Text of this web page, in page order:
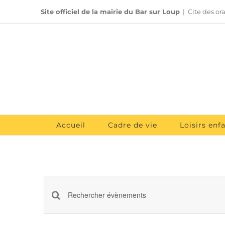
au
Site officiel de la mairie du Bar sur Loup | Cite des
Accueil Cadre de vie Loisirs
Recherche
et
Saisir